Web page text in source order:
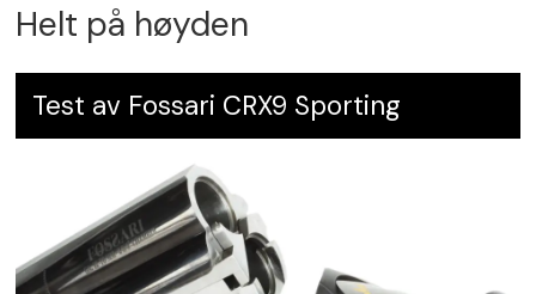
Helt på høyden
Test av Fossari CRX9 Sporting